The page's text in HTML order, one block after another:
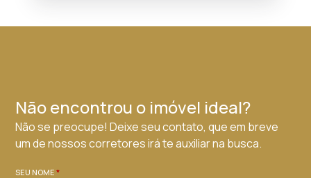
Não encontrou o imóvel ideal?
Não se preocupe! Deixe seu contato, que em breve
um de nossos corretores irá te auxiliar na busca.
SEU NOME*